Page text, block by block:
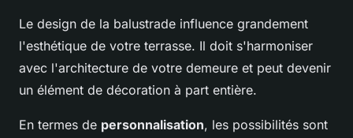
Le design de la balustrade influence grandement
l'esthétique de votre terrasse. Il doit s'harmoniser
avec l'architecture de votre demeure et peut devenir
un élément de décoration à part entière.
En termes de personnalisation, les possibilités sont